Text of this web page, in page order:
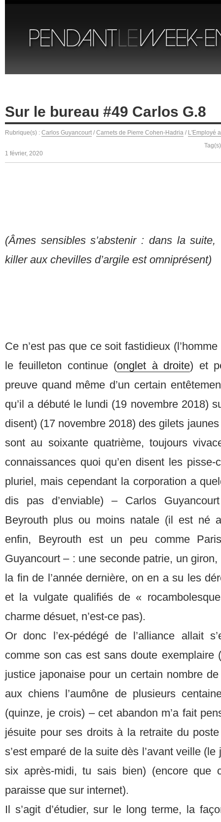
Sur le bureau #49 Carlos G.8
Rubrique(s) : Carlos Guyancourt / Carnets de Pierre Cohen-Hadria / L'Employé
1 février, 2020
(Âmes sensibles s’abstenir : dans la
killer aux chevilles d’argile est omniprésent)
Ce n’est pas que ce soit fastidieux
le feuilleton continue (onglet à droite) et
preuve quand même d’un certain
qu’il a débuté le lundi (19 novembre 2018)
disent) (17 novembre 2018) des gilets
sont au soixante quatrième, toujours
connaissances quoi qu’en disent les
pluriel, mais cependant la corporation a
dis pas d’enviable) – Carlos
Beyrouth plus ou moins natale (il est né
enfin, Beyrouth est un peu comme
Guyancourt – : une seconde patrie, un
la fin de l’année dernière, on en a su les
et la vulgate qualifiés de «
charme désuet, n’est-ce pas).
Or donc l’ex-pédégé de l’alliance allait
comme son cas est sans doute exemplaire
justice japonaise pour un certain nombre
aux chiens l’aumône de plusieurs
(quinze, je crois) – cet abandon m’a fait
jésuite pour ses droits à la retraite du
s’est emparé de la suite dès l’avant veille
six après-midi, tu sais bien) (encore que
paraisse que sur internet).
Il s’agit d’étudier, sur le long terme, la